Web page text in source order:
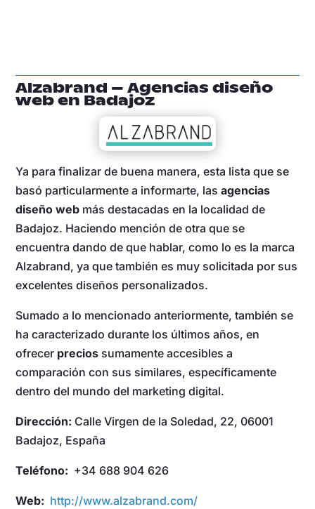
Alzabrand – Agencias diseño
web en Badajoz
Ya para finalizar de buena manera, esta lista que se
basó particularmente a informarte, lasagencias
diseño web más destacadas en la localidad de
Badajoz. Haciendo mención de otra que se
encuentra dando de que hablar, como lo es la marca
Alzabrand, ya que también es muy solicitada por sus
excelentes diseños personalizados.
Sumado a lo mencionado anteriormente, también se
ha caracterizado durante los últimos años, en
ofrecer precios sumamente accesibles a
comparación con sus similares, específicamente
dentro del mundo del marketing digital.
Dirección: Calle Virgen de la Soledad, 22, 06001
Badajoz, España
Teléfono: +34 688 904 626
Web: http://www.alzabrand.com/